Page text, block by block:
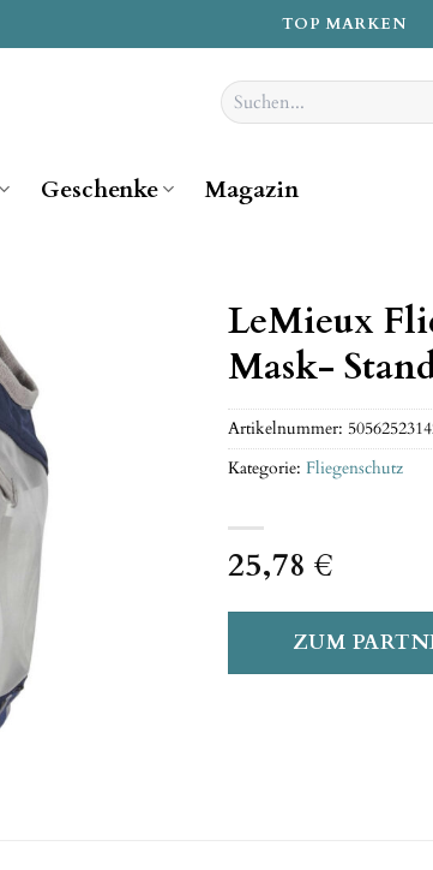
TOP MARKEN
Suchen
nach:
Geschenke Magazin
LeMieux
Mask-
25,78 €
ZUM
Artikelnummer:
Kategorie: Fliegenschutz